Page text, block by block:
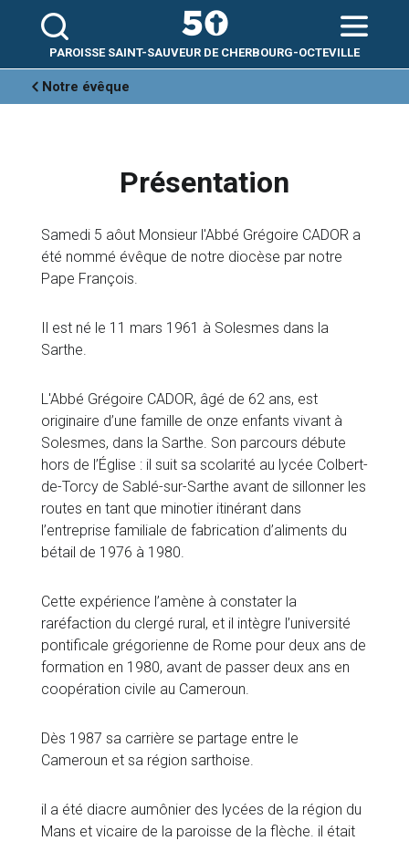
personnels
PAROISSE SAINT-SAUVEUR DE CHERBOURG-OCTEVILLE
Notre évêque
Présentation
Samedi 5 aôut Monsieur l'Abbé Grégoire CADOR a
été nommé évêque de notre diocèse par notre
Pape François.
Il est né le 11 mars 1961 à Solesmes dans la
Sarthe.
L'Abbé Grégoire CADOR, âgé de 62 ans, est
originaire d’une famille de onze enfants vivant à
Solesmes, dans la Sarthe. Son parcours débute
hors de l’Église : il suit sa scolarité au lycée Colbert-
de-Torcy de Sablé-sur-Sarthe avant de sillonner les
routes en tant que minotier itinérant dans
l’entreprise familiale de fabrication d’aliments du
bétail de 1976 à 1980.
Cette expérience l’amène à constater la
raréfaction du clergé rural, et il intègre l’université
pontificale grégorienne de Rome pour deux ans de
formation en 1980, avant de passer deux ans en
coopération civile au Cameroun.
Dès 1987 sa carrière se partage entre le
Cameroun et sa région sarthoise.
il a été diacre aumônier des lycées de la région du
Mans et vicaire de la paroisse de la flèche. il était